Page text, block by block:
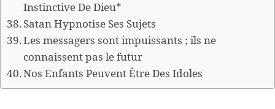
Instinctive De Dieu*
Satan Hypnotise Ses Sujets
Les messagers sont impuissants ; ils ne
connaissent pas le futur
Nos Enfants Peuvent Être Des Idoles